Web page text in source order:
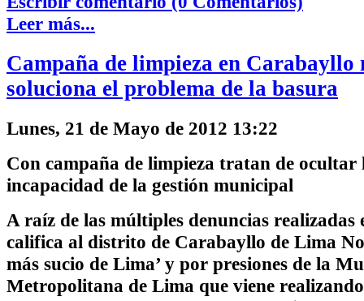
Leer más...
Campaña de limpieza en Carabayllo
soluciona el problema de la basura
Lunes, 21 de Mayo de 2012 13:22
Con campaña de limpieza tratan de ocultar
incapacidad de la gestión municipal
A raíz de las múltiples denuncias realizadas
califica al distrito de Carabayllo de Lima
más sucio de Lima’ y por presiones de la
Metropolitana de Lima que viene